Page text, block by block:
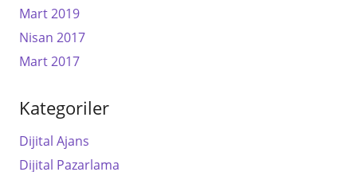
Mart 2019
Nisan 2017
Mart 2017
Kategoriler
Dijital Ajans
Dijital Pazarlama